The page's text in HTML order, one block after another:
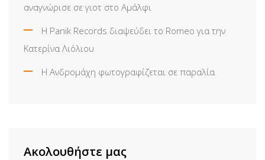
αναγνώρισε σε γιοτ στο Αμάλφι
Η Panik Records διαψεύδει το Romeo για την
Κατερίνα Λιόλιου
Η Ανδρομάχη φωτογραφίζεται σε παραλία
Ακολουθήστε μας